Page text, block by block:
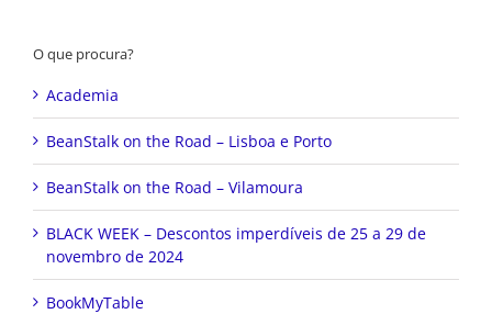
O que procura?
Academia
BeanStalk on the Road – Lisboa e Porto
BeanStalk on the Road – Vilamoura
BLACK WEEK – Descontos imperdíveis de 25 a 29 de
novembro de 2024
BookMyTable